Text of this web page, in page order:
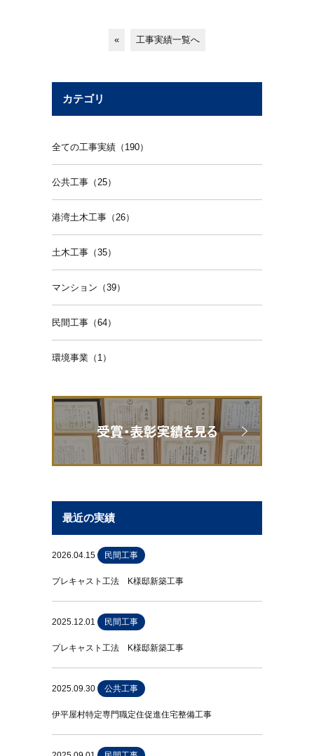
« 工事実績一覧へ
カテゴリ
全ての工事実績（190）
公共工事（25）
港湾土木工事（26）
土木工事（35）
マンション（39）
民間工事（64）
環境事業（1）
最近の実績
2026.04.15 民間工事
プレキャスト工法 K様邸新築工事
2025.12.01 民間工事
プレキャスト工法 K様邸新築工事
2025.09.30 公共工事
伊平屋村特定専門職定住促進住宅整備工事